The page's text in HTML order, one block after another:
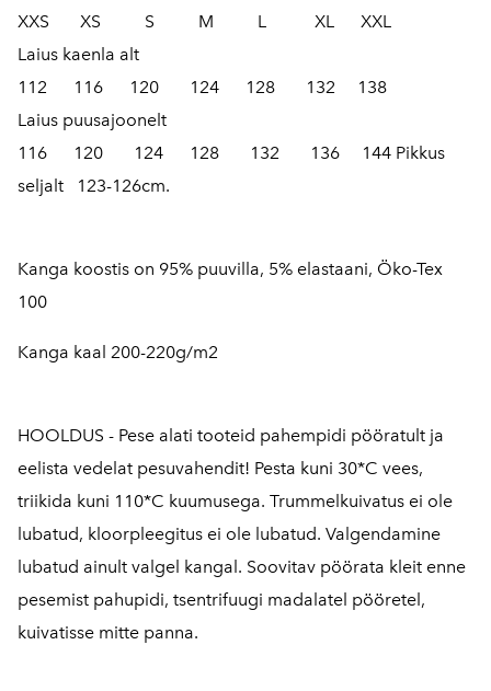
XXS XS S M L XL XXL
Laius kaenla alt
112 116 120 124 128 132 138
Laius puusajoonelt
116 120 124 128 132 136 144 Pikkus
seljalt 123-126cm.
Kanga koostis on 95% puuvilla, 5% elastaani, Öko-Tex
100
Kanga kaal 200-220g/m2
HOOLDUS - Pese alati tooteid pahempidi pööratult ja
eelista vedelat pesuvahendit! Pesta kuni 30*C vees,
triikida kuni 110*C kuumusega. Trummelkuivatus ei ole
lubatud, kloorpleegitus ei ole lubatud. Valgendamine
lubatud ainult valgel kangal. Soovitav pöörata kleit enne
pesemist pahupidi, tsentrifuugi madalatel pööretel,
kuivatisse mitte panna.